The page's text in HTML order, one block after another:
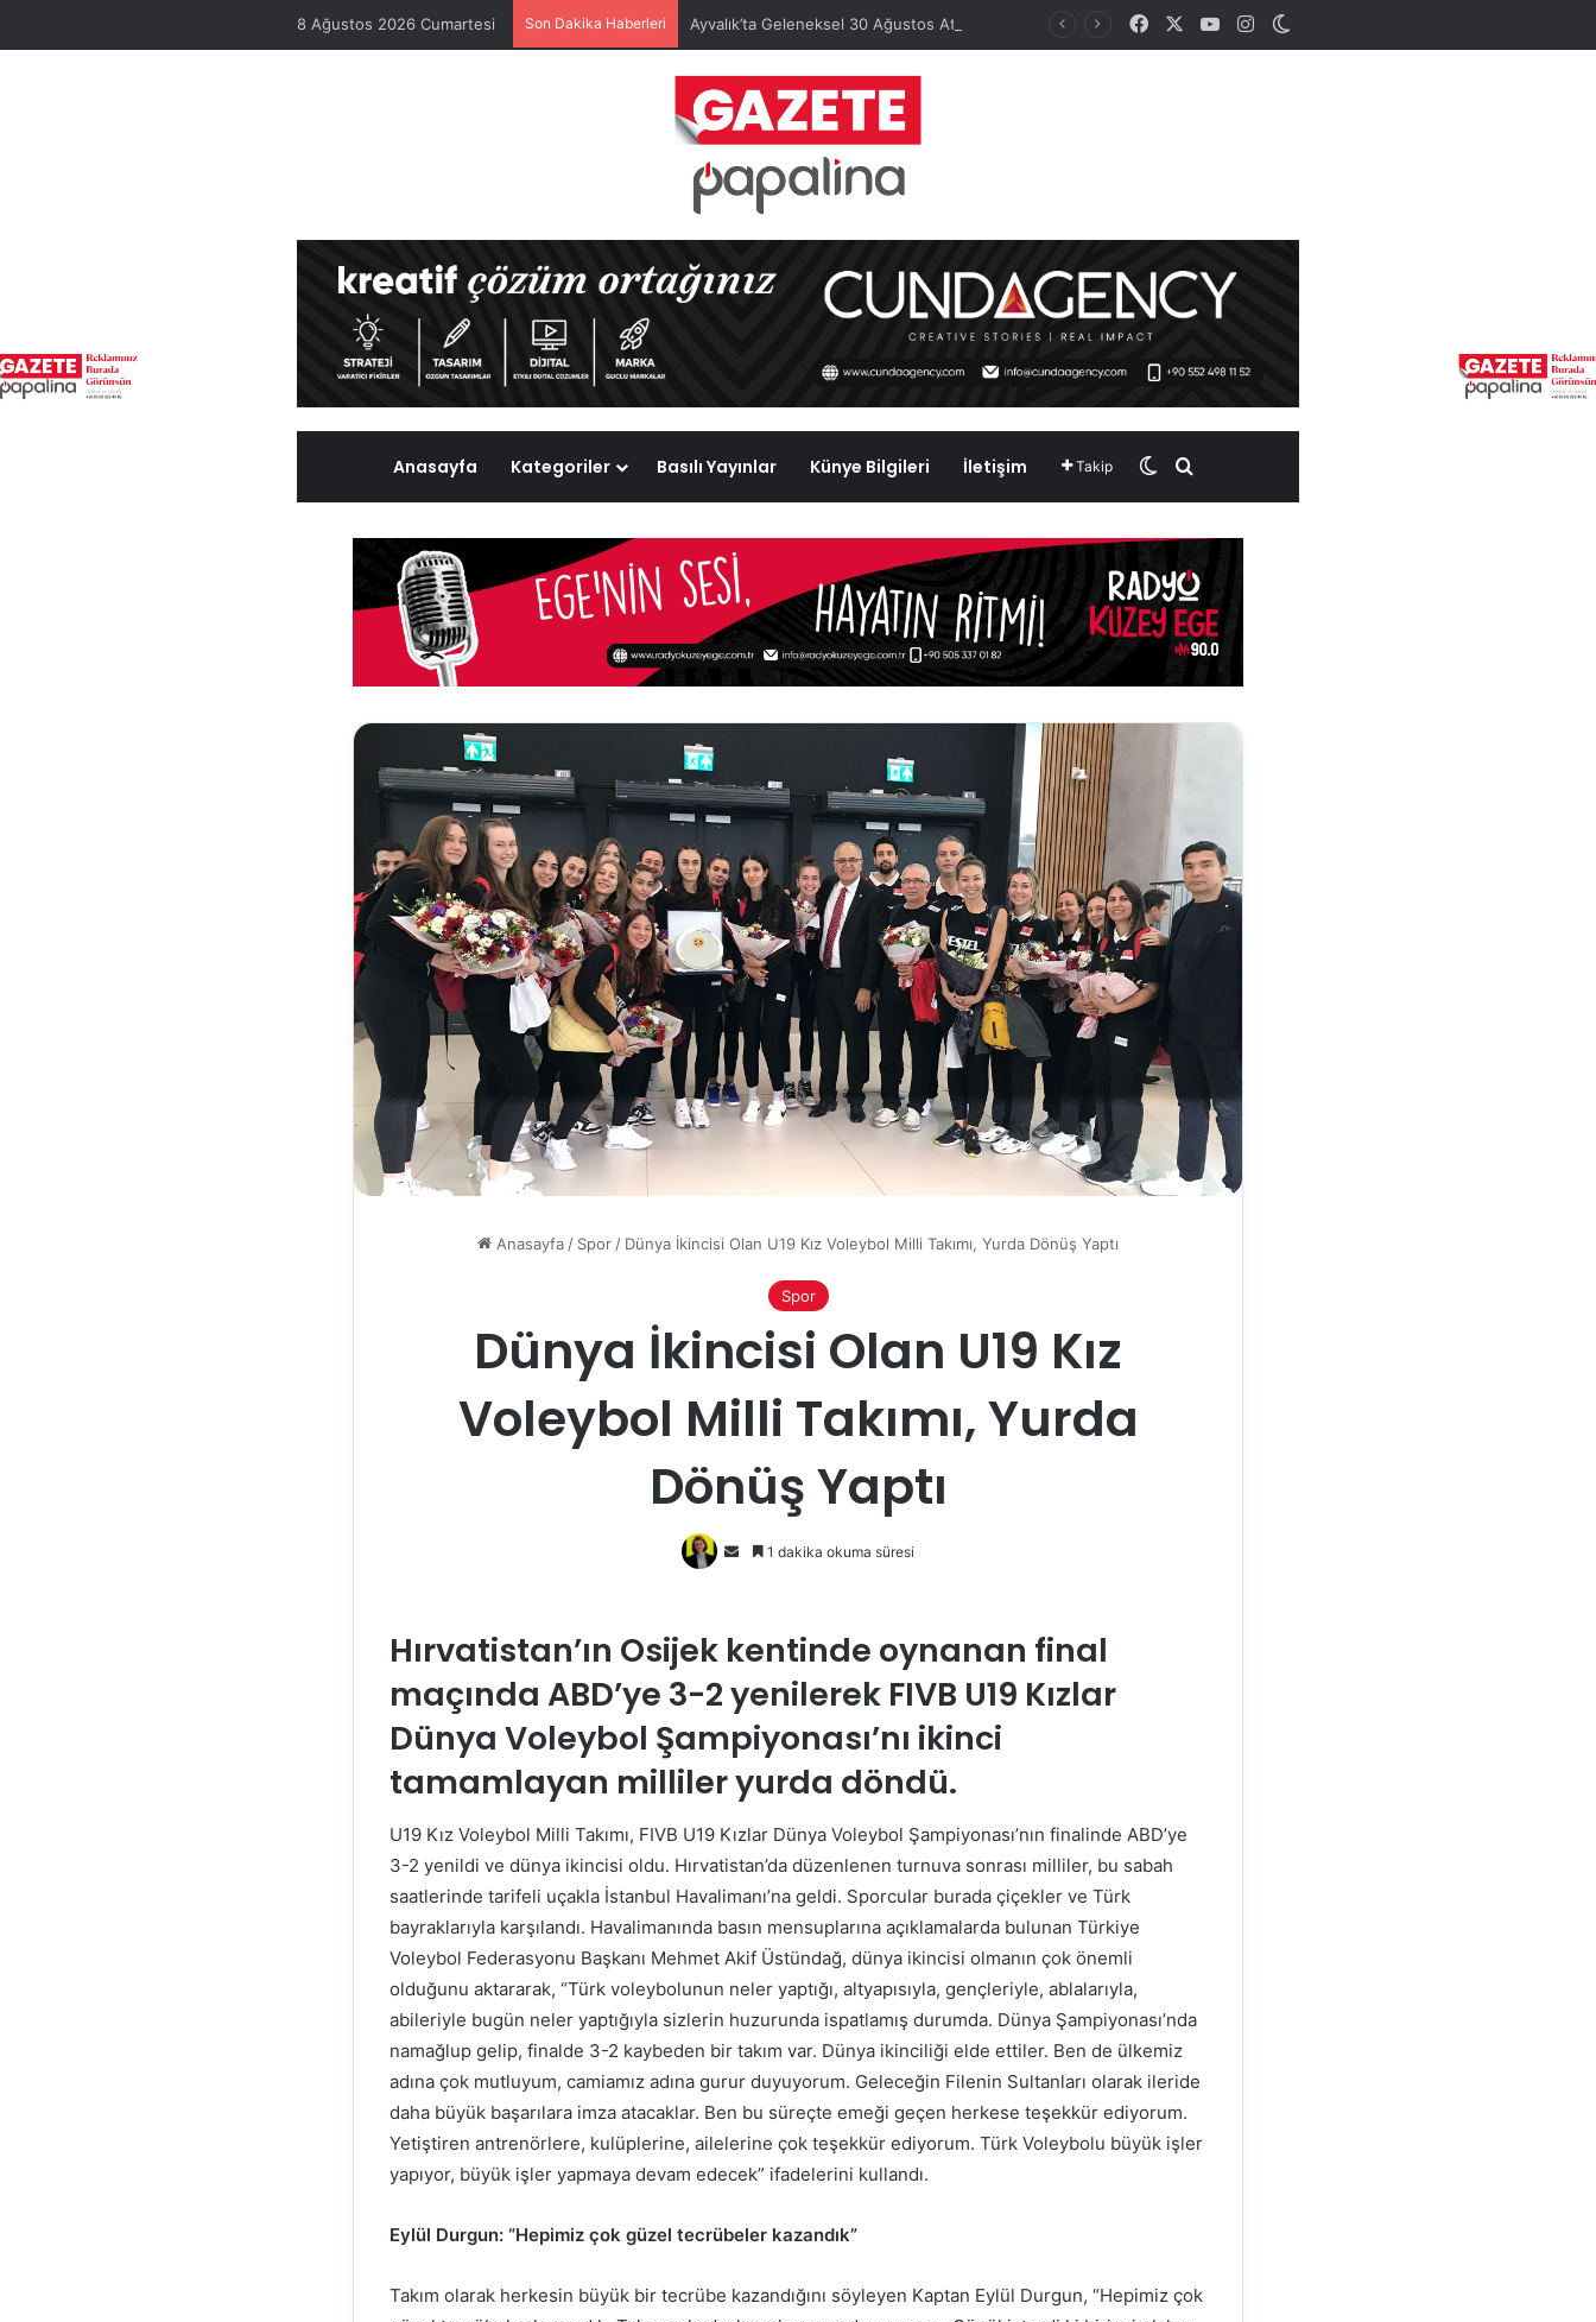
8 Ağustos 2026 Cumartesi Son Dakika Haberleri FacebookYouTubeInstagramDış görünümü değiştir
Anasayfa Kategoriler Basılı Yayınlar Künye Bilgileri İletişim Takip Dış görünümü değiştir
Anasayfa/ Spor/ Dünya İkincisi Olan U19 Kız Voleybol Milli Takımı, Yurda Dönüş Yaptı
Spor
Dünya İkincisi Olan U19 Kız
Voleybol Milli Takımı, Yurda
Dönüş Yaptı
Bir
göndermek
1 dakika okuma süresi
Hırvatistan’ın Osijek kentinde oynanan final
maçında ABD’ye 3-2 yenilerek FIVB U19 Kızlar
Dünya Voleybol Şampiyonası’nı ikinci
tamamlayan milliler yurda döndü.
U19 Kız Voleybol Milli Takımı, FIVB U19 Kızlar Dünya Voleybol Şampiyonası’nın finalinde ABD’ye
3-2 yenildi ve dünya ikincisi oldu. Hırvatistan’da düzenlenen turnuva sonrası milliler, bu sabah
saatlerinde tarifeli uçakla İstanbul Havalimanı’na geldi. Sporcular burada çiçekler ve Türk
bayraklarıyla karşılandı. Havalimanında basın mensuplarına açıklamalarda bulunan Türkiye
Voleybol Federasyonu Başkanı Mehmet Akif Üstündağ, dünya ikincisi olmanın çok önemli
olduğunu aktararak, “Türk voleybolunun neler yaptığı, altyapısıyla, gençleriyle, ablalarıyla,
abileriyle bugün neler yaptığıyla sizlerin huzurunda ispatlamış durumda. Dünya Şampiyonası’nda
namağlup gelip, finalde 3-2 kaybeden bir takım var. Dünya ikinciliği elde ettiler. Ben de ülkemiz
adına çok mutluyum, camiamız adına gurur duyuyorum. Geleceğin Filenin Sultanları olarak ileride
daha büyük başarılara imza atacaklar. Ben bu süreçte emeği geçen herkese teşekkür ediyorum.
Yetiştiren antrenörlere, kulüplerine, ailelerine çok teşekkür ediyorum. Türk Voleybolu büyük işler
yapıyor, büyük işler yapmaya devam edecek” ifadelerini kullandı.
Eylül Durgun: “Hepimiz çok güzel tecrübeler kazandık”
Takım olarak herkesin büyük bir tecrübe kazandığını söyleyen Kaptan Eylül Durgun, “Hepimiz çok